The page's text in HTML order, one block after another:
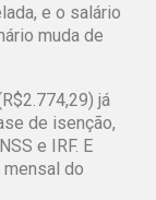
e o salário
muda de
já
de isenção,
e IRF. E
do